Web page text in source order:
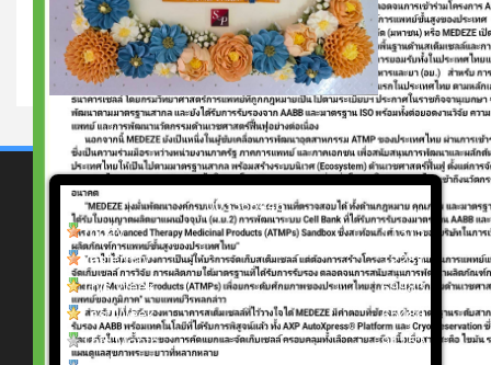
003368446
Today
Yesterday
This Week
Last Week
This Month
11315
12281
69983
65486
91152